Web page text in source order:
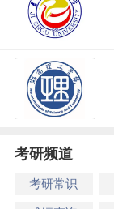
考研频道
考研常识